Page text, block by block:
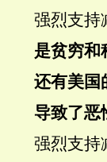
强烈支持
是贫穷和
还有美国
导致了恶
强烈支持